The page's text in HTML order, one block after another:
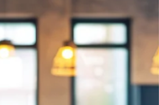
d'attentes...